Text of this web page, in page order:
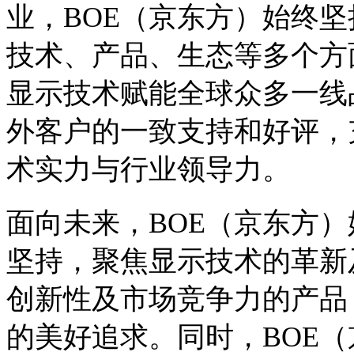
业，BOE（京东方）始终
技术、产品、生态等多个
显示技术赋能全球众多一
外客户的一致支持和好评
术实力与行业领导力。
面向未来，BOE（京东方
坚持，聚焦显示技术的革
创新性及市场竞争力的产
的美好追求。同时，BOE